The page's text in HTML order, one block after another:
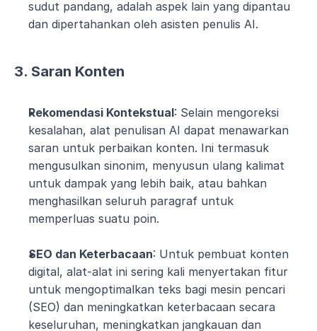
sudut pandang, adalah aspek lain yang dipantau
dan dipertahankan oleh asisten penulis AI.
3. Saran Konten
Rekomendasi Kontekstual: Selain mengoreksi
kesalahan, alat penulisan AI dapat menawarkan
saran untuk perbaikan konten. Ini termasuk
mengusulkan sinonim, menyusun ulang kalimat
untuk dampak yang lebih baik, atau bahkan
menghasilkan seluruh paragraf untuk
memperluas suatu poin.
SEO dan Keterbacaan: Untuk pembuat konten
digital, alat-alat ini sering kali menyertakan fitur
untuk mengoptimalkan teks bagi mesin pencari
(SEO) dan meningkatkan keterbacaan secara
keseluruhan, meningkatkan jangkauan dan